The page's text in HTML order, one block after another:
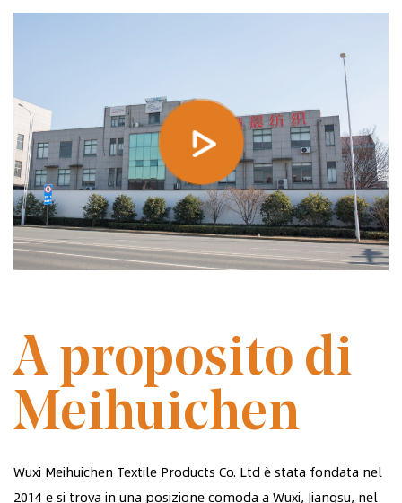
A proposito di
Meihuichen
Wuxi Meihuichen Textile Products Co. Ltd è stata fondata nel
2014 e si trova in una posizione comoda a Wuxi, Jiangsu, nel